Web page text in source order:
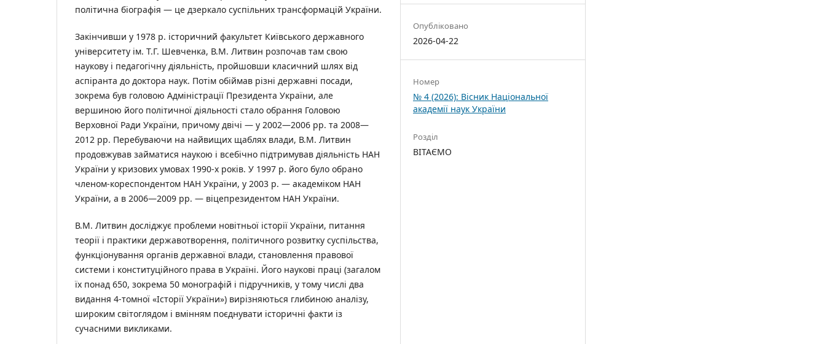
політична біографія — це дзеркало суспільних трансформацій України.
Закінчивши у 1978 р. історичний факультет Київського державного
університету ім. Т.Г. Шевченка, В.М. Литвин розпочав там свою
наукову і педагогічну діяльність, пройшовши класичний шлях від
аспіранта до доктора наук. Потім обіймав різні державні посади,
зокрема був головою Адміністрації Президента України, але
вершиною його політичної діяльності стало обрання Головою
Верховної Ради України, причому двічі — у 2002—2006 рр. та 2008—
2012 рр. Перебуваючи на найвищих щаблях влади, В.М. Литвин
продовжував займатися наукою і всебічно підтримував діяльність НАН
України у кризових умовах 1990-х років. У 1997 р. його було обрано
членом-кореспондентом НАН України, у 2003 р. — академіком НАН
України, а в 2006—2009 рр. — віцепрезидентом НАН України.
В.М. Литвин досліджує проблеми новітньої історії України, питання
теорії і практики державотворення, політичного розвитку суспільства,
функціонування органів державної влади, становлення правової
системи і конституційного права в Україні. Його наукові праці (загалом
їх понад 650, зокрема 50 монографій і підручників, у тому числі два
видання 4-томної «Історії України») вирізняються глибиною аналізу,
широким світоглядом і вмінням поєднувати історичні факти із
сучасними викликами.
Опубліковано
2026-04-22
Номер
№ 4 (2026): Вісник Національної
академії наук України
Розділ
ВІТАЄМО